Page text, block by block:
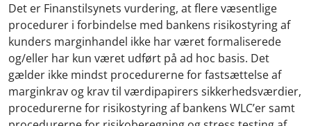
Det er Finanstilsynets vurdering, at flere væsentlige
procedurer i forbindelse med bankens risikostyring af
kunders marginhandel ikke har været formaliserede
og/eller har kun været udført på ad hoc basis. Det
gælder ikke mindst procedurerne for fastsættelse af
marginkrav og krav til værdipapirers sikkerhedsværdier,
procedurerne for risikostyring af bankens WLC’er samt